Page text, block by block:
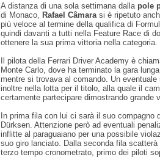
A distanza di una sola settimana dalla pole
di Monaco, Rafael Câmara si è ripetuto
più veloce al termine della qualifica di
quindi davanti a tutti nella Feature Race di
ottenere la sua prima vittoria nella categoria.
Il pilota della Ferrari Driver Academy è
Monte Carlo, dove ha terminato la gara
mentre si trovava al comando. Un
inoltre nella lotta per il titolo, alla quale il
certamente partecipare dimostrando grande
In prima fila con lui ci sarà il suo compagno
Dürksen. Attenzione però ad eventuali
inflitte al paraguaiano per una possibile
suo giro lanciato. Dalla seconda fila
terzo tempo cronometrato, primo dei piloti